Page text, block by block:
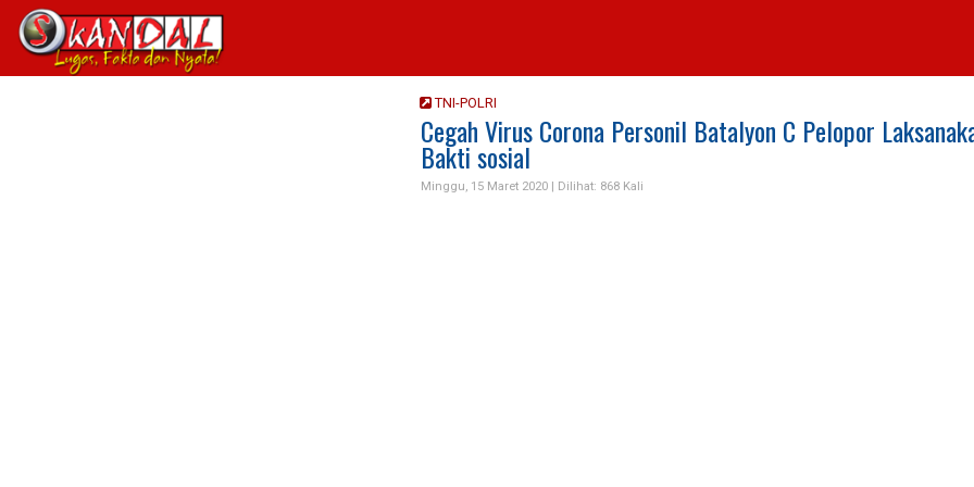
TNI-POLRI
Cegah Virus Corona Personil Batalyon C Pelopor
Bakti sosial
Minggu, 15 Maret 2020 | Dilihat: 868 Kali